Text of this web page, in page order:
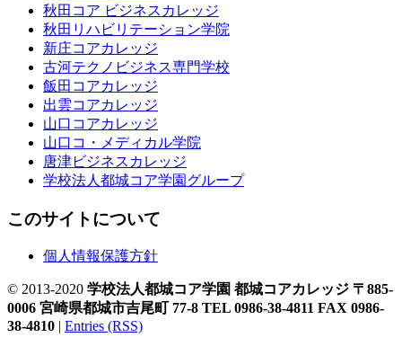
秋田コア ビジネスカレッジ
秋田リハビリテーション学院
新庄コアカレッジ
古河テクノビジネス専門学校
飯田コアカレッジ
出雲コアカレッジ
山口コアカレッジ
山口コ・メディカル学院
唐津ビジネスカレッジ
学校法人都城コア学園グループ
このサイトについて
個人情報保護方針
© 2013-2020 学校法人都城コア学園 都城コアカレッジ 〒885-
0006 宮崎県都城市吉尾町 77-8 TEL 0986-38-4811 FAX 0986-
38-4810 | Entries (RSS)